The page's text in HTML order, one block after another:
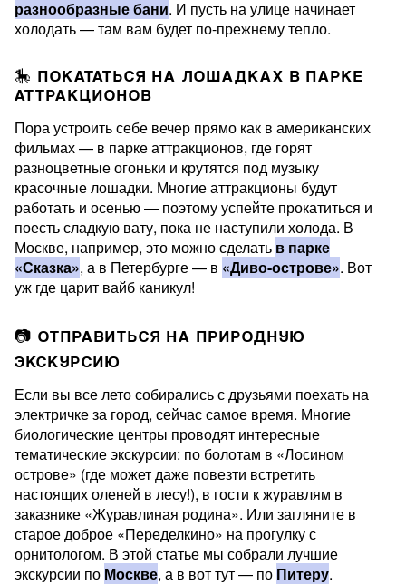
разнообразные бани. И пусть на улице начинает
холодать — там вам будет по-прежнему тепло.
🎠 ПОКАТАТЬСЯ НА ЛОШАДКАХ В ПАРКЕ
АТТРАКЦИОНОВ
Пора устроить себе вечер прямо как в американских
фильмах — в парке аттракционов, где горят
разноцветные огоньки и крутятся под музыку
красочные лошадки. Многие аттракционы будут
работать и осенью — поэтому успейте прокатиться и
поесть сладкую вату, пока не наступили холода. В
Москве, например, это можно сделать в парке
«Сказка», а в Петербурге — в «Диво-острове». Вот
уж где царит вайб каникул!
📷 ОТПРАВИТЬСЯ НА ПРИРОДНУЮ
ЭКСКУРСИЮ
Если вы все лето собирались с друзьями поехать на
электричке за город, сейчас самое время. Многие
биологические центры проводят интересные
тематические экскурсии: по болотам в «Лосином
острове» (где может даже повезти встретить
настоящих оленей в лесу!), в гости к журавлям в
заказнике «Журавлиная родина». Или загляните в
старое доброе «Переделкино» на прогулку с
орнитологом. В этой статье мы собрали лучшие
экскурсии по Москве, а в вот тут — по Питеру.